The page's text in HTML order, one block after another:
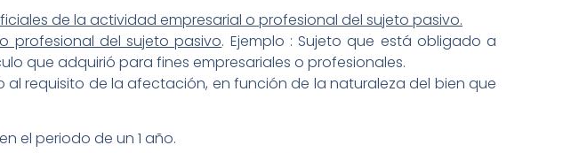
de la actividad empresarial o profesional del sujeto pasivo.
profesional del sujeto pasivo. Ejemplo : Sujeto que está obligado a
que adquirió para fines empresariales o profesionales.
al requisito de la afectación, en función de la naturaleza del bien que
el periodo de un 1 año.